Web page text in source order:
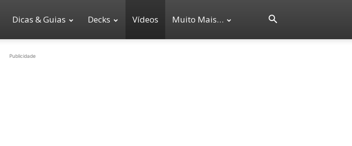
Dicas & Guias Decks Vídeos Muito Mais…
Publicidade